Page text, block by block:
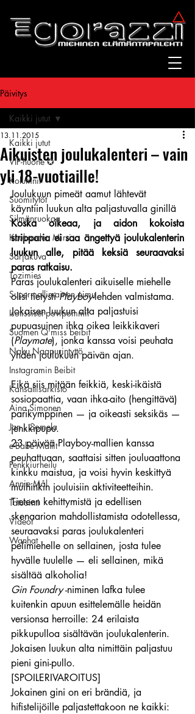
Päivitys
Kaikki jutut
VIP-huone ✪
Kolumnit
Suomitytöt
Silmänruokaa
Kuukauden Mirri
Sarjakuva
Tozimies
Supermallimainen pimu
Isotissiset povipommit
Suomen Q'miss beibit
Naku Naapurintyttö
Instagramin Beibit
Kansallisarkisto
Aina Simonen
Jan I. Somela
e-Babe Mallit
Penkkiurheilu
Annie Mål
Tatuointi
Videot
Wanhat
Kaikki jutut
Aikuisten joulukalenteri – vain
yli 18-vuotiaille!
13.11.2015
Joulukuun pimeät aamut lähtevät
käyntiin luukun alta paljastuvalla ginillä
Koska oikeaa, ja aidon kokoista
stripparia ei saa ängettyä joulukalenterin
luukun alle, pitää keksiä seuraavaksi
paras ratkaisu.
Paras joulukalenteri aikuiselle miehelle
olisi tietysti Playboy-lehden valmistama.
Jokaisen luukun alta paljastuisi
pupuasuinen ihka oikea leikkikaveri
(Playmate), jonka kanssa voisi peuhata
yhden joulukuun päivän ajan.
Eikä siis mitään feikkiä, keski-ikäistä
sosiopaattia, vaan ihka-aito (hengittävä)
parikymppinen — ja oikeasti seksikäs —
jenkkipupu.
23 päivää Playboy-mallien kanssa
peuhattuaan, saattaisi sitten jouluaattona
kinkku maistua, ja voisi hyvin keskittyä
muihinkin jouluisiin aktiviteetteihin.
Tieteen kehittymistä ja edellisen
skenaarion mahdollistamista odotellessa,
seuraavaksi paras joulukalenteri
pelimiehelle on sellainen, josta tulee
hyvälle tuulelle — eli sellainen, mikä
sisältää alkoholia!
Gin Foundry -niminen lafka tulee
kuitenkin apuun esittelemälle heidän
versionsa herroille: 24 erilaista
pikkupulloa sisältävän joulukalenterin.
Jokaisen luukun alta nimittäin paljastuu
pieni gini-pullo.
[SPOILERIVAROITUS]
Jokainen gini on eri brändiä, ja
hifistelijöille paljastettakoon ne kaikki: